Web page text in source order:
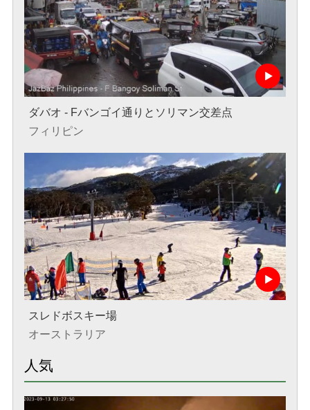
ダバオ - Fバンゴイ通りとソリマン交差点
フィリピン
スレドボスキー場
オーストラリア
人気